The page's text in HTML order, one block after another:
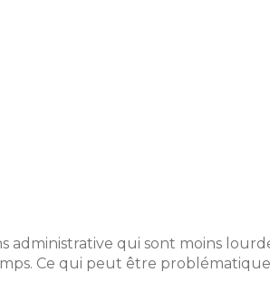
qui sont moins
Ce qui peut être